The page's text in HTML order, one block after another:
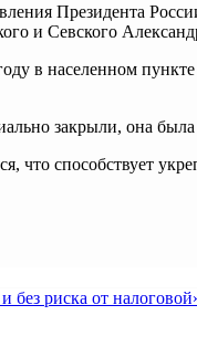
Президента
и Севского
в населенном
закрыли, она
что способствует